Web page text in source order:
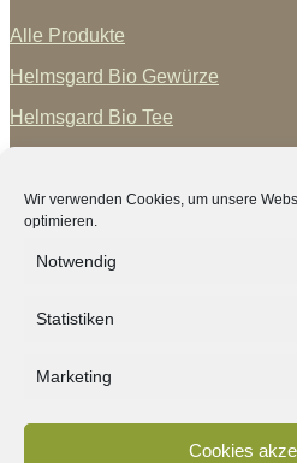
Wir verwenden Cookies, um unsere
optimieren.
Notwendig
Statistiken
Marketing
Cookies
Alle Produkte
Helmsgard Bio Gewürze
Helmsgard Bio Tee
Vertrag widerrufen
GrünTrend
Blog
Über Mich